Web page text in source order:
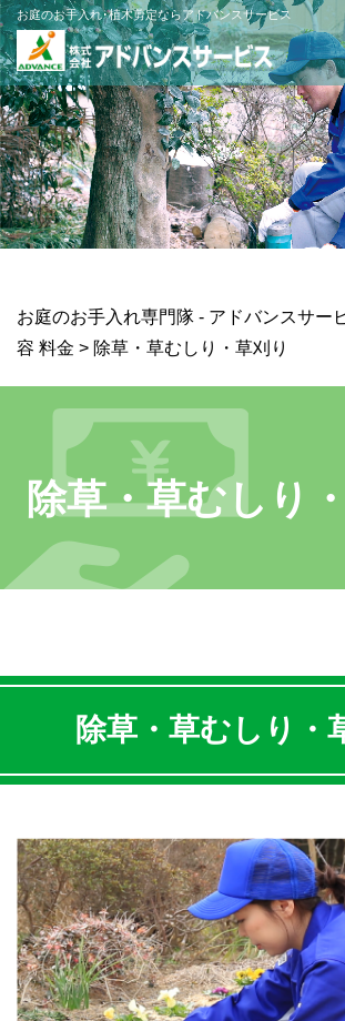
お庭のお手入れ･植木剪定ならアドバンスサービス
お庭のお手入れ専門隊 - アドバンスサー
容 料金 > 除草・草むしり・草刈り
除草・草むしり
除草・草むしり・